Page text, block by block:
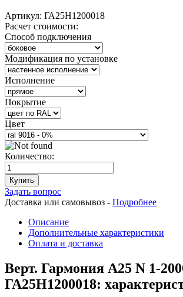
Артикул: ГА25Н1200018
Расчет стоимости:
Способ подключения
Модификация по установке
Исполнение
Покрытие
Цвет
Количество:
Купить
Задать вопрос
Доставка или самовывоз - Подробнее
Описание
Дополнительные характеристики
Оплата и доставка
Верт. Гармония А25 N 1-
ГА25Н1200018: